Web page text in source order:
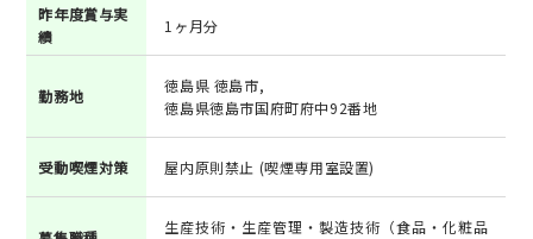
昨年度賞与実
績
1ヶ月分
勤務地
徳島県 徳島市,
徳島県徳島市国府町府中92番地
受動喫煙対策 屋内原則禁止 (喫煙専用室設置)
生産技術・生産管理・製造技術（食品・化粧品